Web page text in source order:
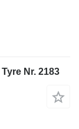
Nr. 2183